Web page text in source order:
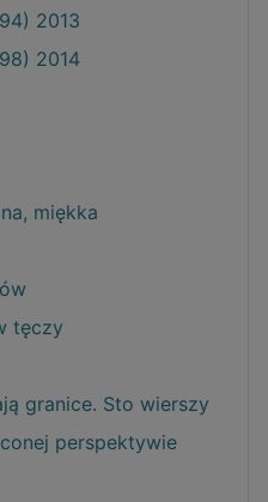
2013
2014
miękka
tęczy
granice. Sto wierszy
perspektywie